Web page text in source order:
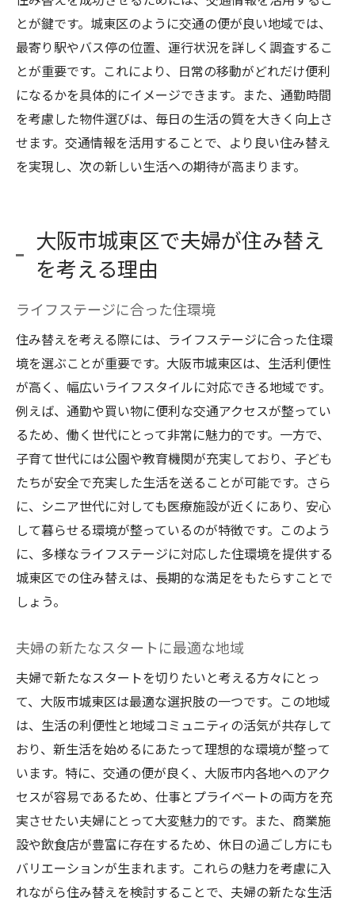
とが鍵です。城東区のように交通の便が良い地域では、
最寄り駅やバス停の位置、運行状況を詳しく調査するこ
とが重要です。これにより、日常の移動がどれだけ便利
になるかを具体的にイメージできます。また、通勤時間
を考慮した物件選びは、毎日の生活の質を大きく向上さ
せます。交通情報を活用することで、より良い住み替え
を実現し、次の新しい生活への期待が高まります。
大阪市城東区で夫婦が住み替え
を考える理由
ライフステージに合った住環境
住み替えを考える際には、ライフステージに合った住環
境を選ぶことが重要です。大阪市城東区は、生活利便性
が高く、幅広いライフスタイルに対応できる地域です。
例えば、通勤や買い物に便利な交通アクセスが整ってい
るため、働く世代にとって非常に魅力的です。一方で、
子育て世代には公園や教育機関が充実しており、子ども
たちが安全で充実した生活を送ることが可能です。さら
に、シニア世代に対しても医療施設が近くにあり、安心
して暮らせる環境が整っているのが特徴です。このよう
に、多様なライフステージに対応した住環境を提供する
城東区での住み替えは、長期的な満足をもたらすことで
しょう。
夫婦の新たなスタートに最適な地域
夫婦で新たなスタートを切りたいと考える方々にとっ
て、大阪市城東区は最適な選択肢の一つです。この地域
は、生活の利便性と地域コミュニティの活気が共存して
おり、新生活を始めるにあたって理想的な環境が整って
います。特に、交通の便が良く、大阪市内各地へのアク
セスが容易であるため、仕事とプライベートの両方を充
実させたい夫婦にとって大変魅力的です。また、商業施
設や飲食店が豊富に存在するため、休日の過ごし方にも
バリエーションが生まれます。これらの魅力を考慮に入
れながら住み替えを検討することで、夫婦の新たな生活